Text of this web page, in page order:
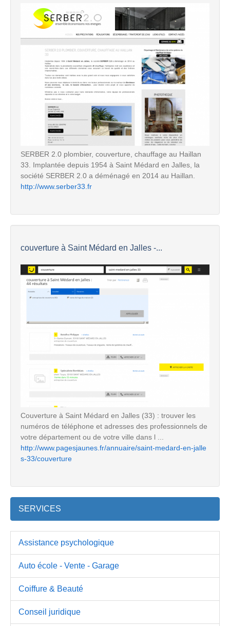
SERBER 2.0 plombier, couverture, chauffage au Haillan
33. Implantée depuis 1954 à Saint Médard en Jalles, la
société SERBER 2.0 a déménagé en 2014 au Haillan.
http://www.serber33.fr
couverture à Saint Médard en Jalles -...
Couverture à Saint Médard en Jalles (33) : trouver les
numéros de téléphone et adresses des professionnels de
votre département ou de votre ville dans l ...
http://www.pagesjaunes.fr/annuaire/saint-medard-en-jalle
s-33/couverture
SERVICES
Assistance psychologique
Auto école - Vente - Garage
Coiffure & Beauté
Conseil juridique